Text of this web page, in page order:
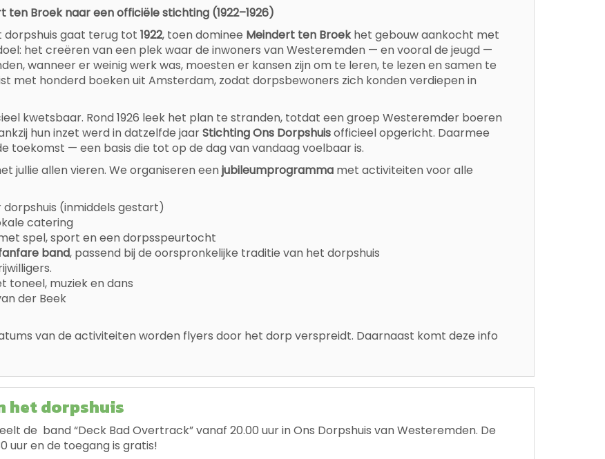
ten Broek naar een officiële stichting (1922–1926)
dorpshuis gaat terug tot 1922, toen dominee Meindert ten Broekhet gebouw aankocht met
het creëren van een plek waar de inwoners van Westeremden — en vooral de jeugd —
wanneer er weinig werk was, moesten er kansen zijn om te leren, te lezen en samen te
met honderd boeken uit Amsterdam, zodat dorpsbewoners zich konden verdiepen in
kwetsbaar. Rond 1926 leek het plan te stranden, totdat een groep Westeremder boeren
hun inzet werd in datzelfde jaarStichting Ons Dorpshuisofficieel opgericht. Daarmee
toekomst — een basis die tot op de dag van vandaag voelbaar is.
jullie allen vieren. We organiseren eenjubileumprogramma met activiteiten voor alle
dorpshuis (inmiddels gestart)
catering
spel, sport en een dorpsspeurtocht
band, passend bij de oorspronkelijke traditie van het dorpshuis
toneel, muziek en dans
der Beek
van de activiteiten worden flyers door het dorp verspreidt. Daarnaast komt deze info
het dorpshuis
de band “Deck Bad Overtrack” vanaf 20.00 uur in Ons Dorpshuis van Westeremden. De
uur en de toegang is gratis!